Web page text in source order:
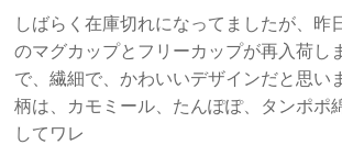
しばらく在庫切れになってましたが、昨
のマグカップとフリーカップが再入荷し
で、繊細で、かわいいデザインだと思い
柄は、カモミール、たんぽぽ、タンポポ
してワレ